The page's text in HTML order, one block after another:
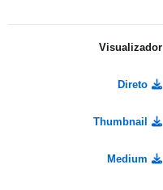
Visualizador
Direto
Thumbnail
Medium